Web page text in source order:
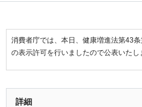
消費者庁では、本日、健康増進法第43
の表示許可を行いましたので公表いたし
詳細